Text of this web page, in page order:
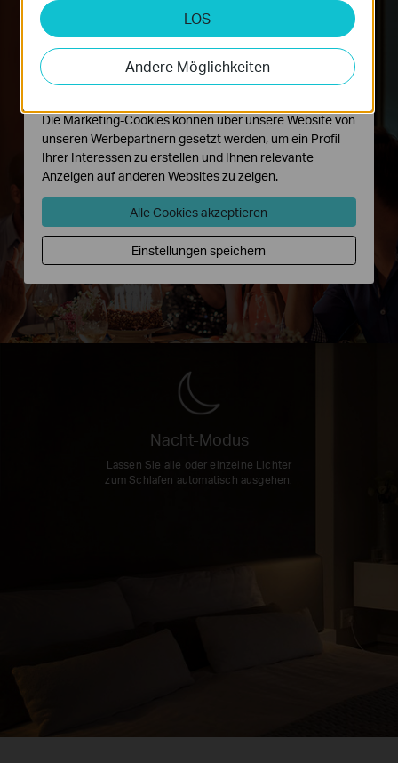
Party-Modus
Bringen Sie Stimmung in Ihre Feier.
Nacht-Modus
Lassen Sie alle oder einzelne Lichter
zum Schlafen automatisch ausgehen.
LOS
Andere Möglichkeiten
Analyse- und Marketing-Cookies
Analyse-Cookies ermöglichen es uns, Ihre Aktivitäten
auf unserer Website zu analysieren, um die
Funktionsweise unserer Website zu verbessern und
Die Marketing-Cookies können über unsere Website von
unseren Werbepartnern gesetzt werden, um ein Profil
Ihrer Interessen zu erstellen und Ihnen relevante
Anzeigen auf anderen Websites zu zeigen.
Alle Cookies akzeptieren
Einstellungen speichern